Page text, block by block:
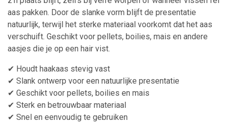
aas pakken. Door de slanke vorm blijft de presentatie
natuurlijk, terwijl het sterke materiaal voorkomt dat het aas
verschuift. Geschikt voor pellets, boilies, mais en andere
aasjes die je op een hair vist.
✔ Houdt haakaas stevig vast
✔ Slank ontwerp voor een natuurlijke presentatie
✔ Geschikt voor pellets, boilies en mais
✔ Sterk en betrouwbaar materiaal
✔ Snel en eenvoudig te gebruiken